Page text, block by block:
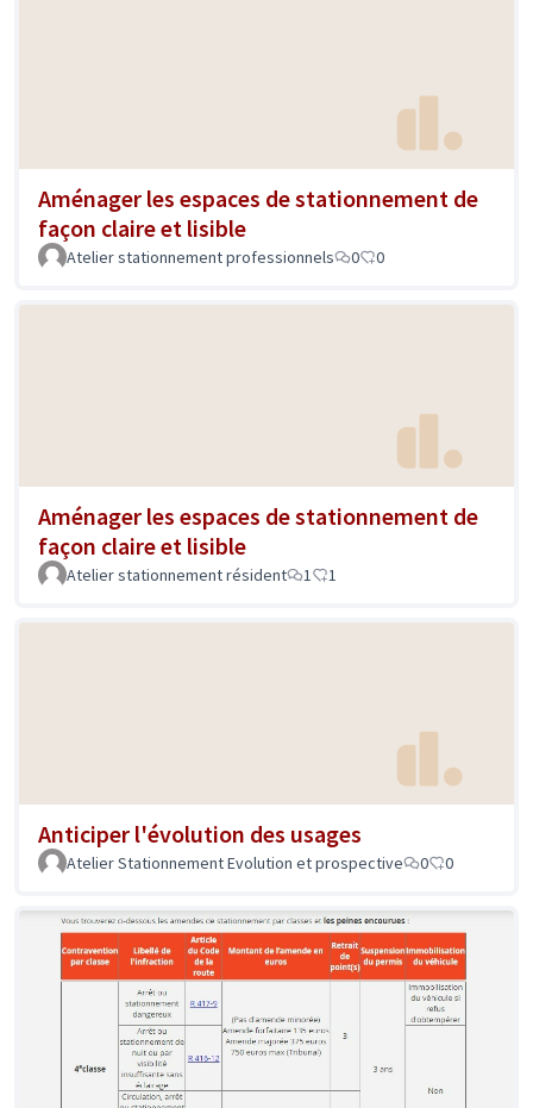
Aménager les espaces de stationnement de
façon claire et lisible
Atelier stationnement professionnels 0 0
Aménager les espaces de stationnement de
façon claire et lisible
Atelier stationnement résident 1 1
Anticiper l'évolution des usages
Atelier Stationnement Evolution et prospective 0 0